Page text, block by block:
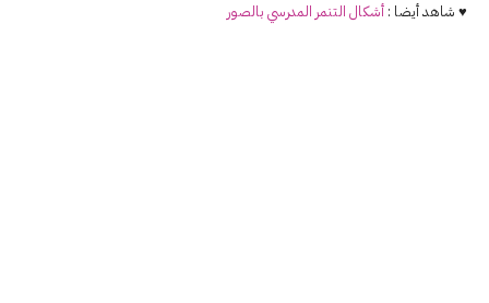
♥ شاهد أيضا : أشكال التنمر المدرسي بالصور